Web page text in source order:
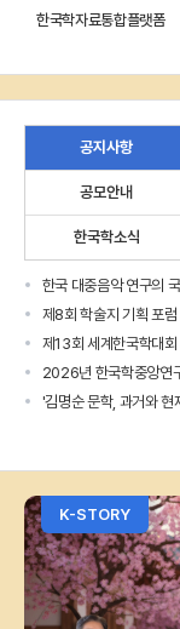
한국학자료통합플랫폼
공지사항
한국 대중음악 연구의 국제화와 연구
제8회 학술지 기획 포럼
제13회 세계한국학대회 개최 및 일반 참가자 사전 등록
2026년 한국학중앙연구
'김명순 문학, 과거와 현재
공모안내
한국학소식
K-STORY